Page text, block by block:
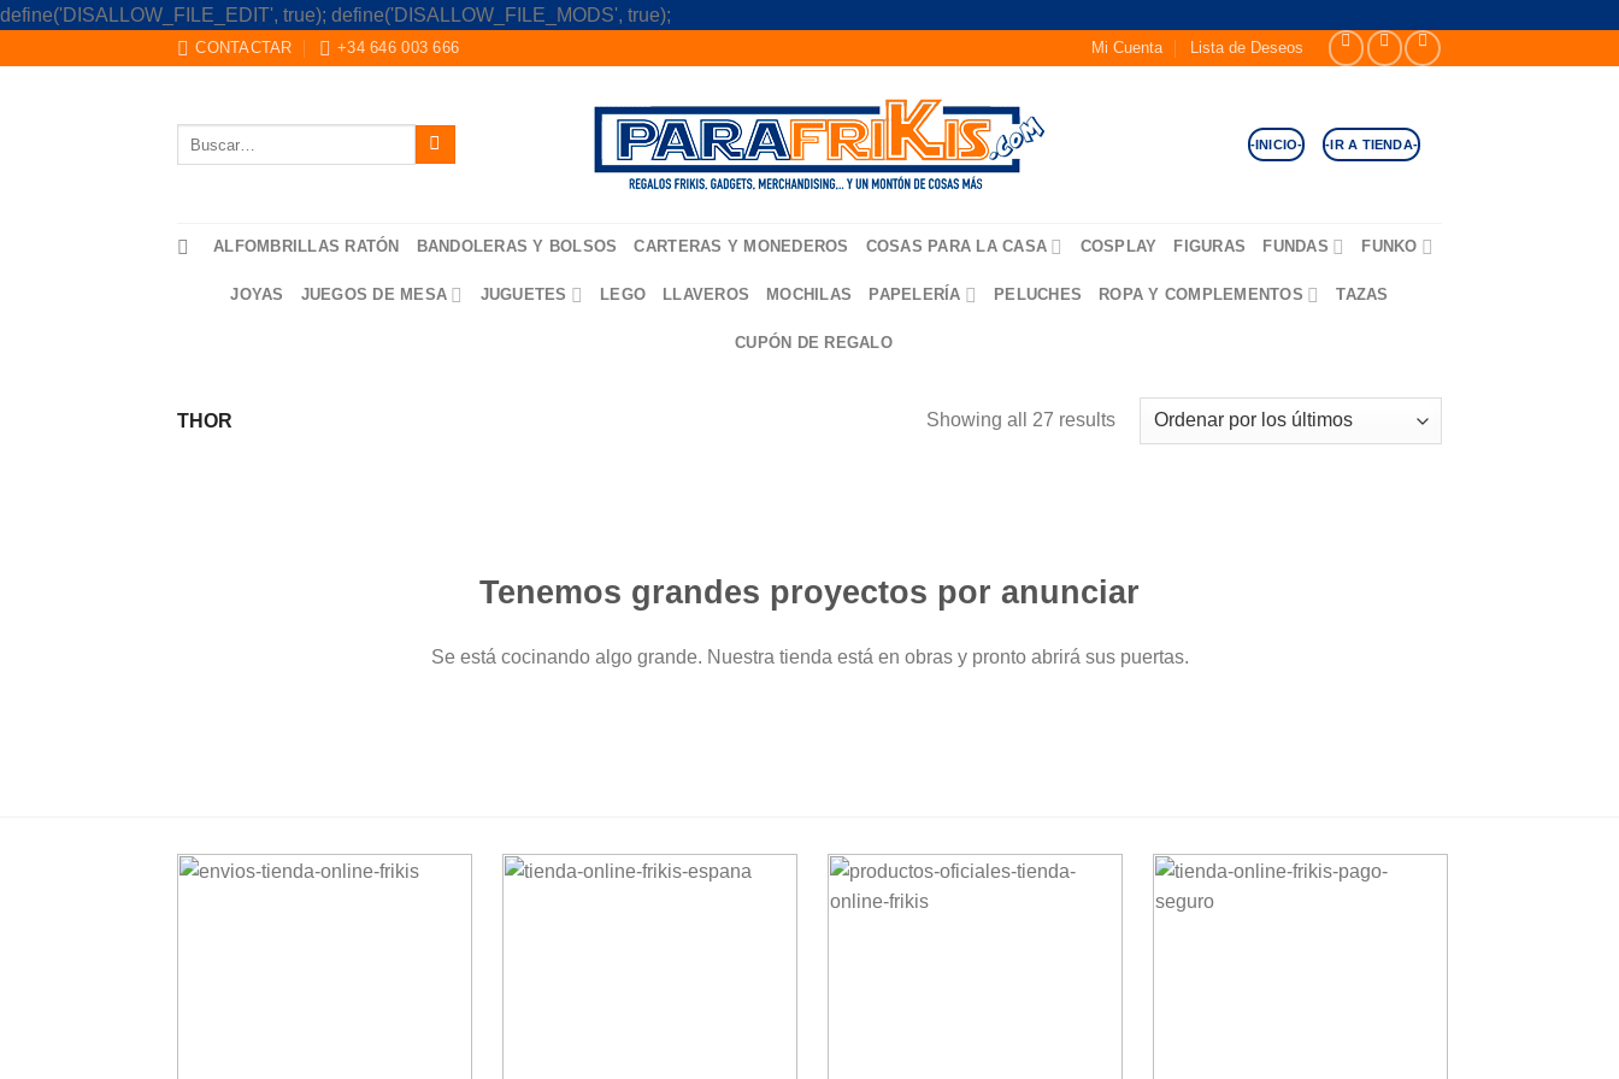
define('DISALLOW_FILE_EDIT', true); define('DISALLOW_FILE_MODS', true);
CONTACTAR +34 646 003 666 Mi Cuenta Lista de Deseos
-INICIO- -IR A TIENDA-
ALFOMBRILLAS RATÓN BANDOLERAS Y BOLSOS CARTERAS Y MONEDEROS COSAS PARA LA CASA COSPLAY FIGURAS FUNDAS FUNKO
JOYAS JUEGOS DE MESA JUGUETES LEGO LLAVEROS MOCHILAS PAPELERÍA PELUCHES ROPA Y COMPLEMENTOS TAZAS
CUPÓN DE REGALO
THOR Showing all 27 results
Tenemos grandes proyectos por anunciar
Se está cocinando algo grande. Nuestra tienda está en obras y pronto abrirá sus puertas.